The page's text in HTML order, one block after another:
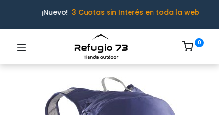
¡Nuevo! 3 Cuotas sin Interés en toda la web
0